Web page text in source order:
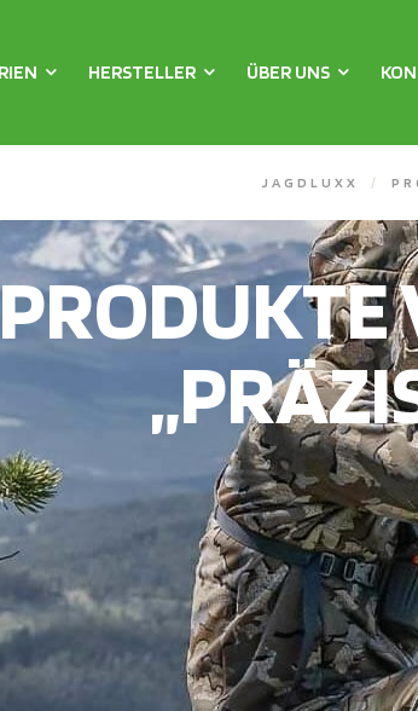
HERSTELLER ÜBER UNS
JAGDLUXX /
PRODUKTE